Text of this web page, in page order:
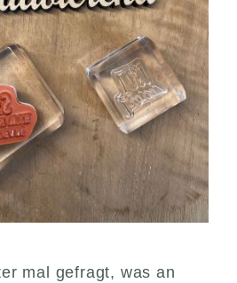
mal gefragt, was an